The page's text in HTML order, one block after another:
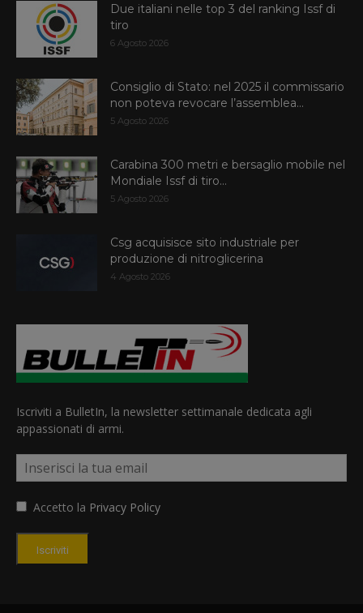
Due italiani nelle top 3 del ranking Issf di
tiro
6 Agosto 2026
Consiglio di Stato: nel 2025 il commissario
non poteva revocare l’assemblea...
5 Agosto 2026
Carabina 300 metri e bersaglio mobile nel
Mondiale Issf di tiro...
5 Agosto 2026
Csg acquisisce sito industriale per
produzione di nitroglicerina
4 Agosto 2026
Iscriviti a BulletIn, la newsletter settimanale dedicata agli
appassionati di armi.
Accetto la Privacy Policy
Iscriviti